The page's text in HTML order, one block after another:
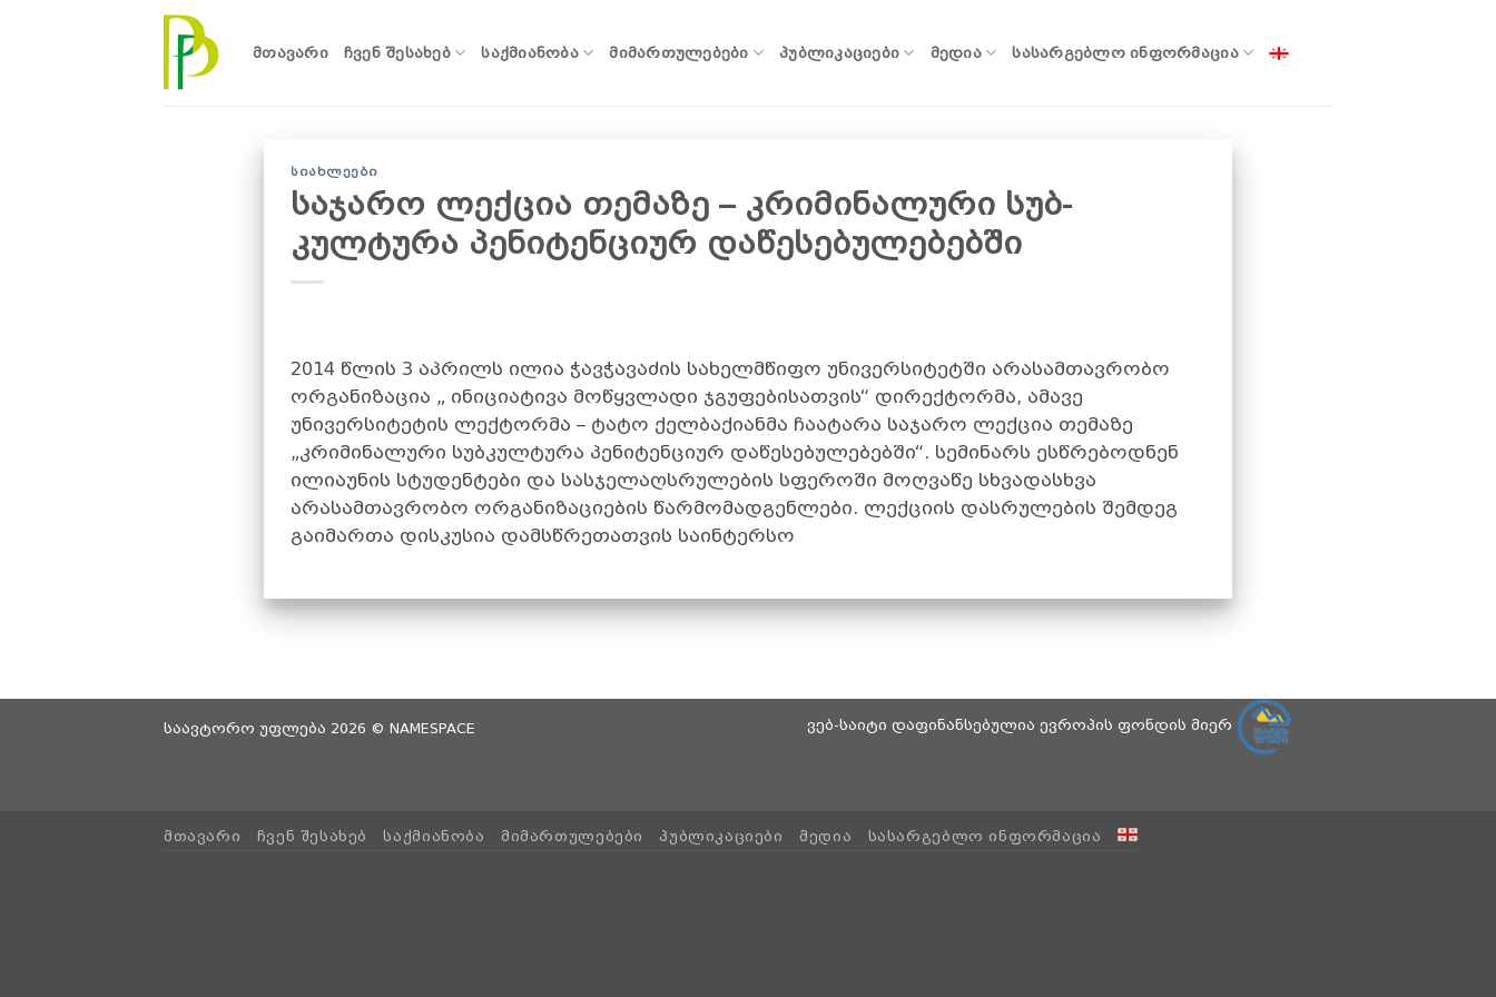
ᲛᲗᲐᲕᲐᲠᲘ ᲩᲕᲔᲜ ᲨᲔᲡᲐᲮᲔᲑ ᲡᲐᲥᲛᲘᲐᲜᲝᲑᲐ ᲛᲘᲛᲐᲠᲗᲣᲚᲔᲑᲔᲑᲘ ᲞᲣᲑᲚᲘᲙᲐᲪᲘᲔᲑᲘ ᲛᲔᲓᲘᲐ ᲡᲐᲡᲐᲠᲒᲔᲑᲚᲝ ᲘᲜᲤᲝᲠᲛᲐᲪᲘᲐ
ᲡᲘᲐᲮᲚᲔᲔᲑᲘ
საჯარო ლექცია თემაზე – კრიმინალური სუბ-
კულტურა პენიტენციურ დაწესებულებებში
2014 წლის 3 აპრილს ილია ჭავჭავაძის სახელმწიფო უნივერსიტეტში არასამთავრობო
ორგანიზაცია „ ინიციატივა მოწყვლადი ჯგუფებისათვის“ დირექტორმა, ამავე
უნივერსიტეტის ლექტორმა – ტატო ქელბაქიანმა ჩაატარა საჯარო ლექცია თემაზე
„კრიმინალური სუბკულტურა პენიტენციურ დაწესებულებებში“. სემინარს ესწრებოდნენ
ილიაუნის სტუდენტები და სასჯელაღსრულების სფეროში მოღვაწე სხვადასხვა
არასამთავრობო ორგანიზაციების წარმომადგენლები. ლექციის დასრულების შემდეგ
გაიმართა დისკუსია დამსწრეთათვის საინტერსო
საავტორო უფლება 2026 © NAMESPACE ვებ-საიტი დაფინანსებულია ევროპის ფონდის მიერ
ᲛᲗᲐᲕᲐᲠᲘ ᲩᲕᲔᲜ ᲨᲔᲡᲐᲮᲔᲑ ᲡᲐᲥᲛᲘᲐᲜᲝᲑᲐ ᲛᲘᲛᲐᲠᲗᲣᲚᲔᲑᲔᲑᲘ ᲞᲣᲑᲚᲘᲙᲐᲪᲘᲔᲑᲘ ᲛᲔᲓᲘᲐ ᲡᲐᲡᲐᲠᲒᲔᲑᲚᲝ ᲘᲜᲤᲝᲠᲛᲐᲪᲘᲐ